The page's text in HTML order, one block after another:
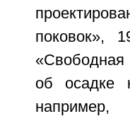
поковок»,
об осадке